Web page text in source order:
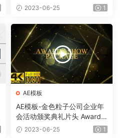
（含AE模板工程）有透明通
2023-06-25 1
AE模板
AE模板-金色粒子公司企业年
会活动颁奖典礼片头 Awards
Show Pack
2023-06-25 1